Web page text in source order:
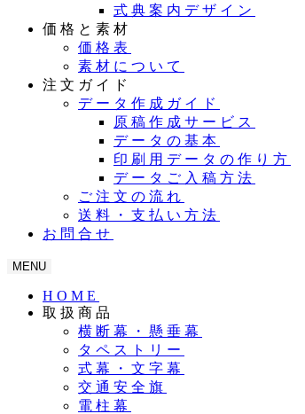
式典案内デザイン
価格と素材
価格表
素材について
注文ガイド
データ作成ガイド
原稿作成サービス
データの基本
印刷用データの作り方
データご入稿方法
ご注文の流れ
送料・支払い方法
お問合せ
MENU
HOME
取扱商品
横断幕・懸垂幕
タペストリー
式幕・文字幕
交通安全旗
電柱幕